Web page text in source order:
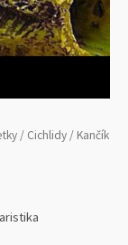
/ Cichlidy / Kančík